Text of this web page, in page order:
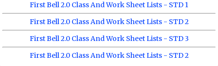
First Bell 2.0 Class And Work Sheet Lists - STD 1
First Bell 2.0 Class And Work Sheet Lists - STD 2
First Bell 2.0 Class And Work Sheet Lists - STD 3
First Bell 2.0 Class And Work Sheet Lists - STD 2